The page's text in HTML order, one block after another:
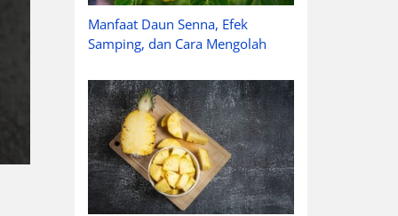
Manfaat Daun Senna, Efek
Samping, dan Cara Mengolah